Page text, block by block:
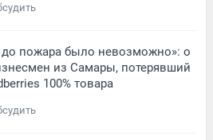
до пожара было невозможно»: о
из Самары, потерявший
100% товара